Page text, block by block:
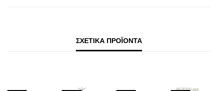
ΣΧΕΤΙΚΆ ΠΡΟΪΌΝΤΑ